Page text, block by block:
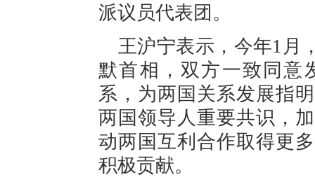
派议员代表团。
王沪宁表示，今年1月
默首相，双方一致同意
系，为两国关系发展指
两国领导人重要共识，
动两国互利合作取得更
积极贡献。